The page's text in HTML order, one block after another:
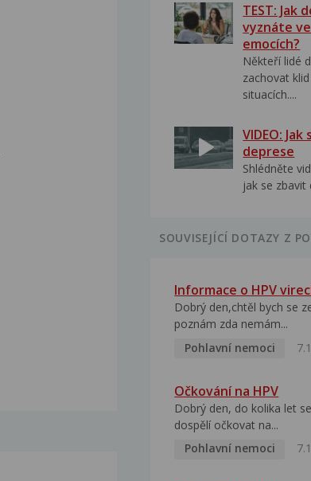
TEST: Jak
vyznáte
emocích?
Někteří lidé
zachovat
situacích....
VIDEO:
deprese
Shlédněte
jak se zbavit
SOUVISEJÍCÍ DOTAZY Z
Informace o HPV
Dobrý den,chtěl bych se
poznám zda nemám...
Pohlavní nemoci
Očkování na HPV
Dobrý den, do kolika let
dospělí očkovat na...
Pohlavní nemoci